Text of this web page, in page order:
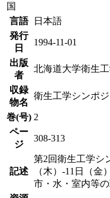
国
言語
日本語
発行
日
1994-11-01
出版
者
北海道大学衛生
収録
物名
衛生工学シンポ
巻(号) 2
ペー
ジ
308-313
記述
第2回衛生工学シ
（木）-11日（金
市・水・室内等の